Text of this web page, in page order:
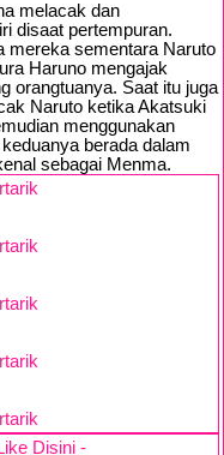
melacak dan
disaat pertempuran.
mereka sementara Naruto
Haruno mengajak
orangtuanya. Saat itu juga
Naruto ketika Akatsuki
menggunakan
berada dalam
sebagai Menma.
Disini -